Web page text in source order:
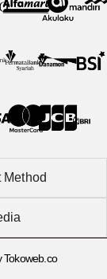
Method
Tokoweb.co